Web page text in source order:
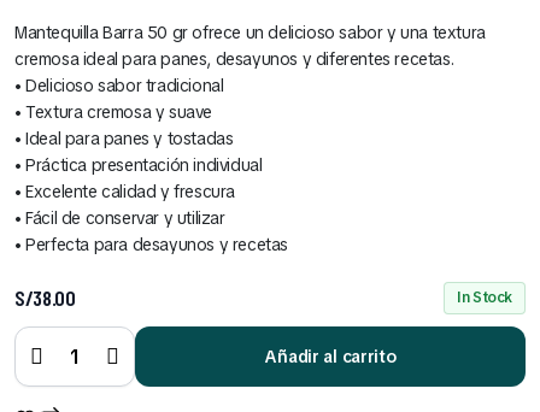
S/5.00
Cereales Benoti Bolsa 160 Gr (Todos los Sabores)
S/2.00
Cereales Ángel Bolsa 18 Gr x 12 Und (Todos los Sabores)
S/7.00
Mantequilla Barra 50 gr ofrece un delicioso sabor y una textura
cremosa ideal para panes, desayunos y diferentes recetas.
• Delicioso sabor tradicional
• Textura cremosa y suave
• Ideal para panes y tostadas
• Práctica presentación individual
• Excelente calidad y frescura
• Fácil de conservar y utilizar
• Perfecta para desayunos y recetas
S/38.00 In Stock
Mantequilla
Barra 50 gr
quantity
Añadir al carrito